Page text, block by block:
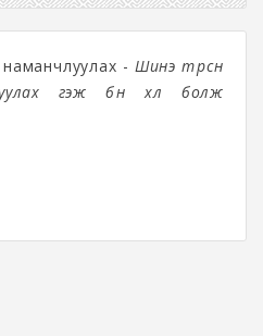
- Шинэ төрсөн
гэж бөөн хөл болж